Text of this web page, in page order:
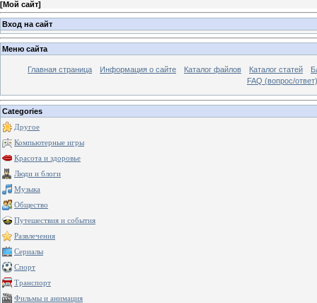
[Мой сайт]
Вход на сайт
Меню сайта
Главная страница Информация о сайте Каталог файлов Каталог статей
FAQ (вопрос/ответ)
Categories
Другое
Компьютерные игры
Красота и здоровье
Люди и блоги
Музыка
Общество
Путешествия и события
Развлечения
Сериалы
Спорт
Транспорт
Фильмы и анимация